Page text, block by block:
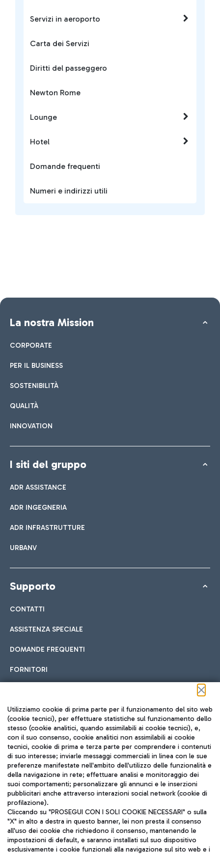
Servizi in aeroporto
Carta dei Servizi
Diritti del passeggero
Newton Rome
Lounge
Hotel
Domande frequenti
Numeri e indirizzi utili
La nostra Mission
CORPORATE
PER IL BUSINESS
SOSTENIBILITÀ
QUALITÀ
INNOVATION
I siti del gruppo
ADR ASSISTANCE
ADR INGEGNERIA
ADR INFRASTRUTTURE
URBANV
Supporto
CONTATTI
ASSISTENZA SPECIALE
DOMANDE FREQUENTI
FORNITORI
Seguici sui social
TRAVEL JOURNAL
ITA
Utilizziamo cookie di prima parte per il funzionamento del sito web
(cookie tecnici), per effettuare statistiche sul funzionamento dello
stesso (cookie analitici, quando assimilabili ai cookie tecnici), e,
con il suo consenso, cookie analitici non assimilabili ai cookie
tecnici, cookie di prima e terza parte per comprendere i contenuti
di suo interesse; inviarle messaggi commerciali in linea con le sue
preferenze manifestate nell'ambito dell'utilizzo delle funzionalità e
della navigazione in rete; effettuare analisi e monitoraggio dei
suoi comportamenti; personalizzare gli annunci e le inserzioni
pubblicitari anche attraverso interazioni social network (cookie di
profilazione).
Cliccando su "PROSEGUI CON I SOLI COOKIE NECESSARI" o sulla
"X" in alto a destra in questo banner, lei non presta il consenso
all'uso dei cookie che richiedono il consenso, mantenendo le
impostazioni di default, e saranno installati sul suo dispositivo
esclusivamente i cookie funzionali alla navigazione sul sito web e i